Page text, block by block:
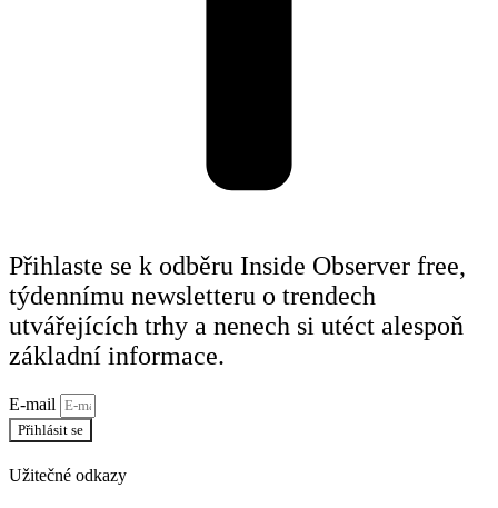
Přihlaste se k odběru Inside Observer free,
týdennímu newsletteru o trendech
utvářejících trhy a nenech si utéct alespoň
základní informace.
E-mail
Přihlásit se
Užitečné odkazy